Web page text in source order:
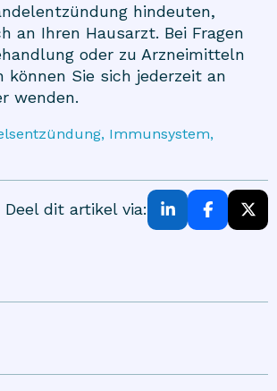
hindeuten,
an Ihren Hausarzt. Bei Fragen
oder zu Arzneimitteln
können Sie sich jederzeit an
wenden.
Immunsystem,
Deel dit artikel via: